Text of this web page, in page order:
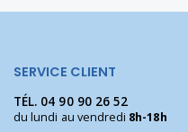
SERVICE CLIENT
TÉL. 04 90 90 26 52
du lundi au vendredi 8h-18h